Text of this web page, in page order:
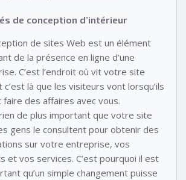
de conception d’intérieur
de sites Web est un élément
de la présence en ligne d’une
C’est l’endroit où vit votre site
là que les visiteurs vont lorsqu’ils
faire des affaires avec vous.
rien de plus important que votre site
gens le consultent pour obtenir des
sur votre entreprise, vos
et vos services. C’est pourquoi il est
qu’un simple changement puisse